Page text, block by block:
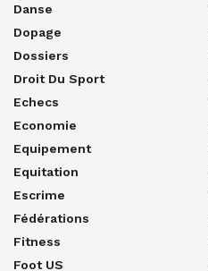
Danse
Dopage
Dossiers
Droit Du Sport
Echecs
Economie
Equipement
Equitation
Escrime
Fédérations
Fitness
Foot US